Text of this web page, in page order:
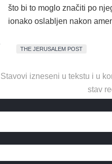
što bi to moglo značiti po
ionako oslabljen nakon
THE JERUSALEM POST
Stavovi izneseni u tekstu i u
stav